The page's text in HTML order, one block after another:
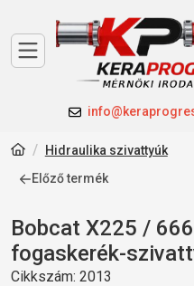
Hidraulika szivattyúk
Előző termék
Bobcat X225 /
fogaskerék-
Cikkszám: 2013